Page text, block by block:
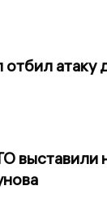
атаку
выставили